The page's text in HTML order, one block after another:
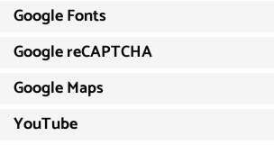
Google Fonts
Google reCAPTCHA
Google Maps
YouTube